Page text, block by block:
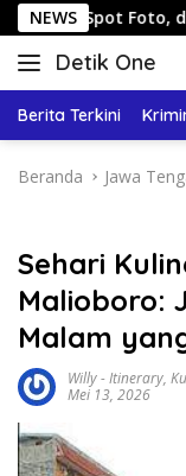
Langsung
ke
konten
NEWS
dan
Detik One
Tajam
Fakta
Berita Terkini
Beranda Jawa
Sehari
Malioboro:
Malam
Willy-Itinerary,
Mei 13, 2026